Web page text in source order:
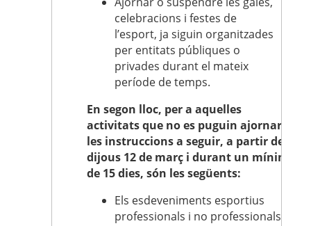
celebracions i festes de
l’esport, ja siguin organitzades
per entitats públiques o
privades durant el mateix
període de temps.
En segon lloc, per a aquelles
activitats que no es puguin ajornar,
les instruccions a seguir, a partir de
dijous 12 de març i durant un mínim
de 15 dies, són les següents:
Els esdeveniments esportius
professionals i no professionals